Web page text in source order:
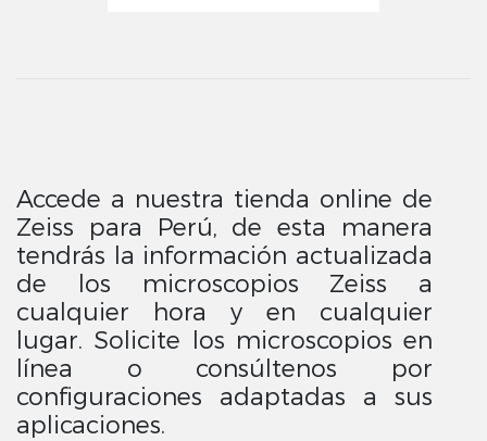
Accede a nuestra tienda online de
Zeiss para Perú, de esta manera
tendrás la información actualizada
de los microscopios Zeiss a
cualquier hora y en cualquier
lugar. Solicite los microscopios en
línea o consúltenos por
configuraciones adaptadas a sus
aplicaciones.